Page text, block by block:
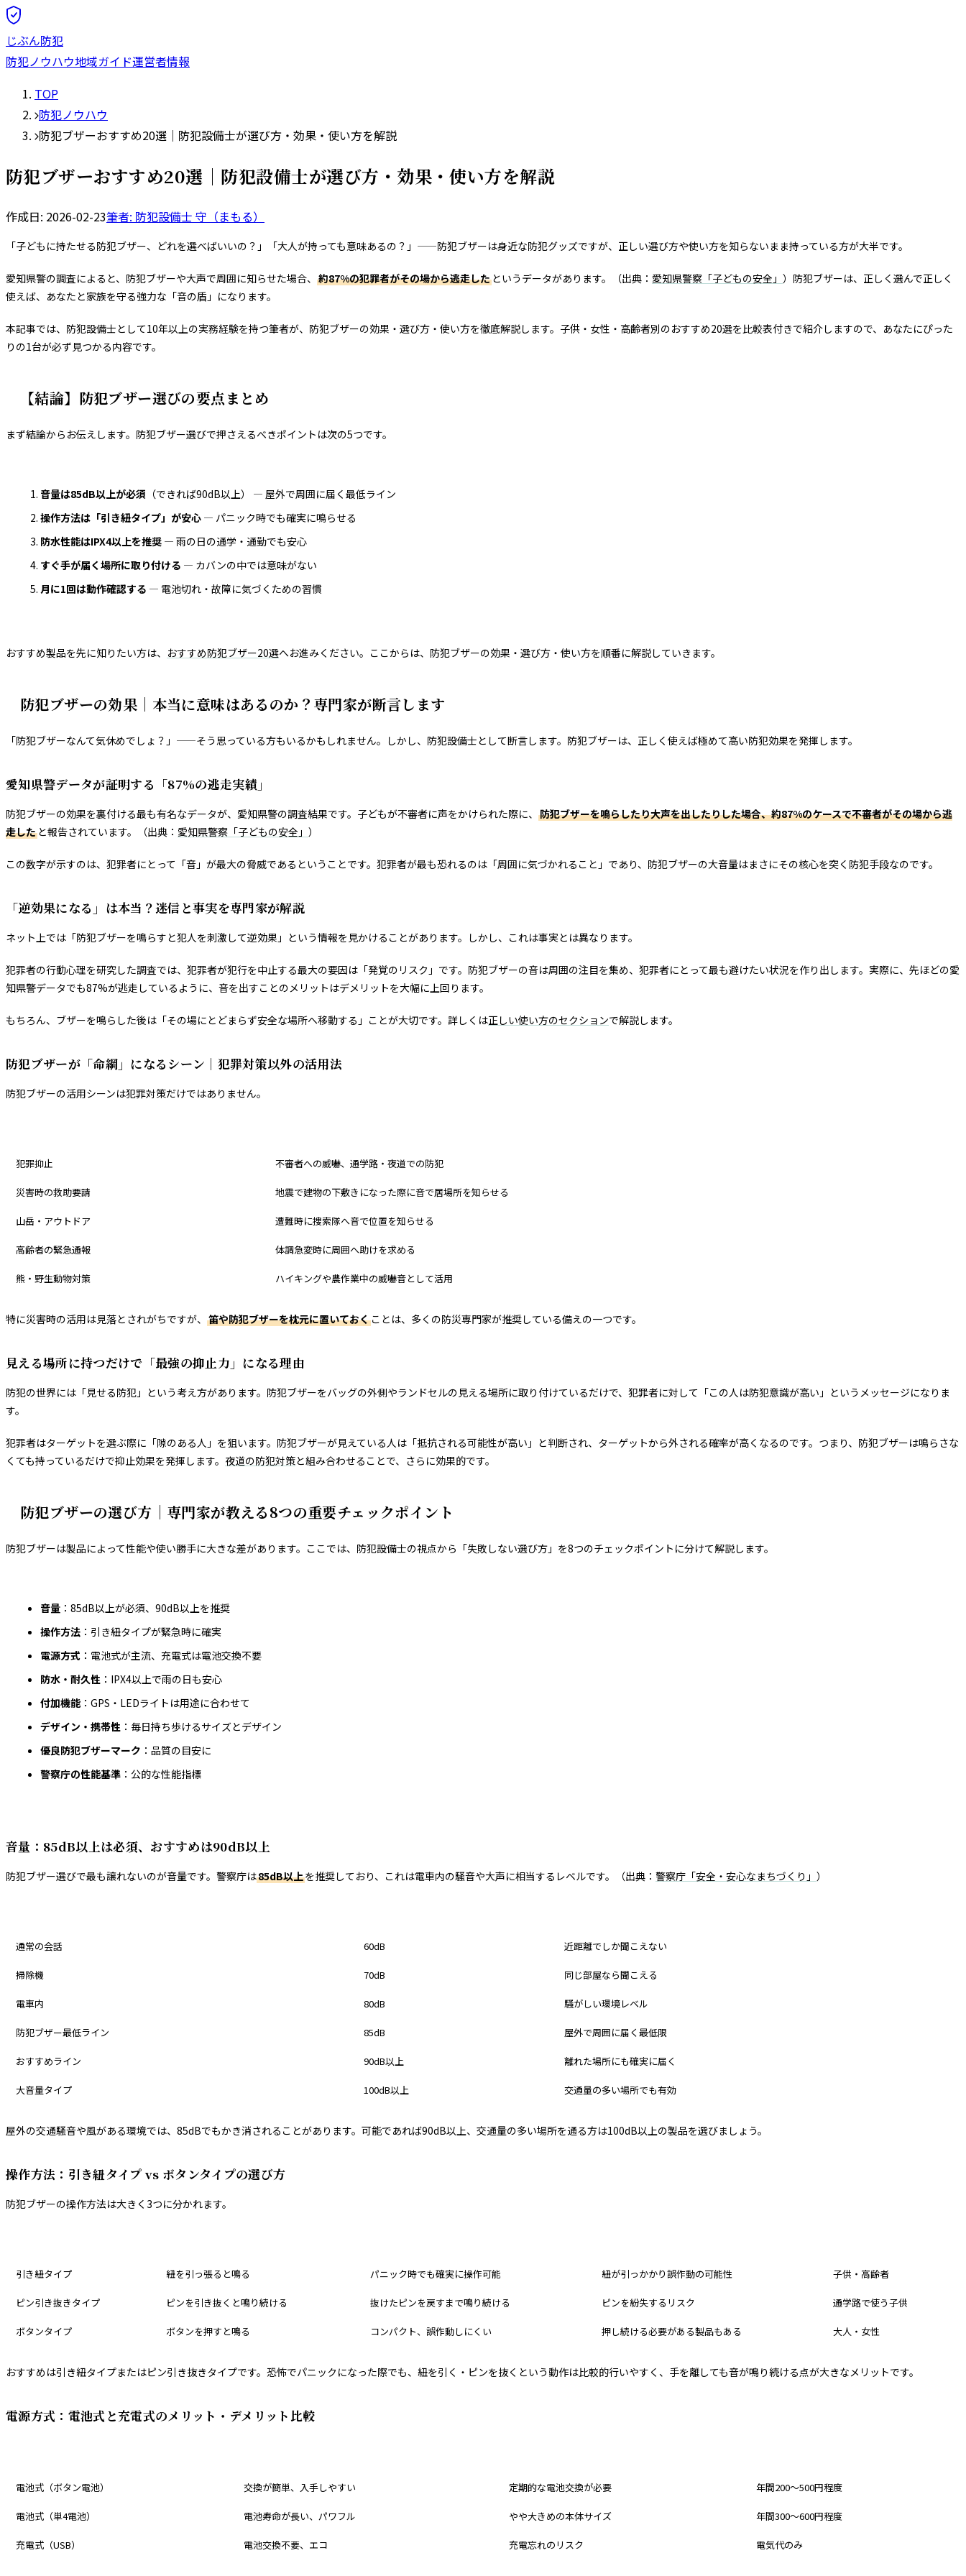
じぶん防犯
防犯ノウハウ地域ガイド運営者情報
TOP
防犯ノウハウ
防犯ブザーおすすめ20選｜防犯設備士が選び方・効果・使い方を解説
防犯ブザーおすすめ20選｜防犯設備士が選び方・効果・使い方を解説
作成日: 2026-02-23筆者: 防犯設備士 守（まもる）
「子どもに持たせる防犯ブザー、どれを選べばいいの？」「大人が持っても意味あるの？」——防犯ブザーは身近な防犯グッズですが、正しい選び方や使い方を知らないまま持っている方が大半です。
愛知県警の調査によると、防犯ブザーや大声で周囲に知らせた場合、 約87%の犯罪者がその場から逃走した というデータがあります。（出典： 愛知県警察「子どもの安全」 ）防犯ブザーは、正しく選んで正しく
使えば、あなたと家族を守る強力な「音の盾」になります。
本記事では、防犯設備士として10年以上の実務経験を持つ筆者が、防犯ブザーの効果・選び方・使い方を徹底解説します。子供・女性・高齢者別のおすすめ20選を比較表付きで紹介しますので、あなたにぴった
りの1台が必ず見つかる内容です。
【結論】防犯ブザー選びの要点まとめ
まず結論からお伝えします。防犯ブザー選びで押さえるべきポイントは次の5つです。
音量は85dB以上が必須 （できれば90dB以上） — 屋外で周囲に届く最低ライン
操作方法は「引き紐タイプ」が安心 — パニック時でも確実に鳴らせる
防水性能はIPX4以上を推奨 — 雨の日の通学・通勤でも安心
すぐ手が届く場所に取り付ける — カバンの中では意味がない
月に1回は動作確認する — 電池切れ・故障に気づくための習慣
おすすめ製品を先に知りたい方は、 おすすめ防犯ブザー20選へお進みください。ここからは、防犯ブザーの効果・選び方・使い方を順番に解説していきます。
防犯ブザーの効果｜本当に意味はあるのか？専門家が断言します
「防犯ブザーなんて気休めでしょ？」——そう思っている方もいるかもしれません。しかし、防犯設備士として断言します。防犯ブザーは、正しく使えば極めて高い防犯効果を発揮します。
愛知県警データが証明する「87%の逃走実績」
防犯ブザーの効果を裏付ける最も有名なデータが、愛知県警の調査結果です。子どもが不審者に声をかけられた際に、 防犯ブザーを鳴らしたり大声を出したりした場合、約87%のケースで不審者がその場から逃
走した と報告されています。（出典： 愛知県警察「子どもの安全」 ）
この数字が示すのは、犯罪者にとって「音」が最大の脅威であるということです。犯罪者が最も恐れるのは「周囲に気づかれること」であり、防犯ブザーの大音量はまさにその核心を突く防犯手段なのです。
「逆効果になる」は本当？迷信と事実を専門家が解説
ネット上では「防犯ブザーを鳴らすと犯人を刺激して逆効果」という情報を見かけることがあります。しかし、これは事実とは異なります。
犯罪者の行動心理を研究した調査では、犯罪者が犯行を中止する最大の要因は「発覚のリスク」です。防犯ブザーの音は周囲の注目を集め、犯罪者にとって最も避けたい状況を作り出します。実際に、先ほどの愛
知県警データでも87%が逃走しているように、音を出すことのメリットはデメリットを大幅に上回ります。
もちろん、ブザーを鳴らした後は「その場にとどまらず安全な場所へ移動する」ことが大切です。詳しくは正しい使い方のセクションで解説します。
防犯ブザーが「命綱」になるシーン｜犯罪対策以外の活用法
防犯ブザーの活用シーンは犯罪対策だけではありません。
犯罪抑止 不審者への威嚇、通学路・夜道での防犯
災害時の救助要請 地震で建物の下敷きになった際に音で居場所を知らせる
山岳・アウトドア 遭難時に捜索隊へ音で位置を知らせる
高齢者の緊急通報 体調急変時に周囲へ助けを求める
熊・野生動物対策 ハイキングや農作業中の威嚇音として活用
特に災害時の活用は見落とされがちですが、 笛や防犯ブザーを枕元に置いておく ことは、多くの防災専門家が推奨している備えの一つです。
見える場所に持つだけで「最強の抑止力」になる理由
防犯の世界には「見せる防犯」という考え方があります。防犯ブザーをバッグの外側やランドセルの見える場所に取り付けているだけで、犯罪者に対して「この人は防犯意識が高い」というメッセージになりま
す。
犯罪者はターゲットを選ぶ際に「隙のある人」を狙います。防犯ブザーが見えている人は「抵抗される可能性が高い」と判断され、ターゲットから外される確率が高くなるのです。つまり、防犯ブザーは鳴らさな
くても持っているだけで抑止効果を発揮します。 夜道の防犯対策と組み合わせることで、さらに効果的です。
防犯ブザーの選び方｜専門家が教える8つの重要チェックポイント
防犯ブザーは製品によって性能や使い勝手に大きな差があります。ここでは、防犯設備士の視点から「失敗しない選び方」を8つのチェックポイントに分けて解説します。
音量 ：85dB以上が必須、90dB以上を推奨
操作方法 ：引き紐タイプが緊急時に確実
電源方式 ：電池式が主流、充電式は電池交換不要
防水・耐久性 ：IPX4以上で雨の日も安心
付加機能：GPS・LEDライトは用途に合わせて
デザイン・携帯性 ：毎日持ち歩けるサイズとデザイン
優良防犯ブザーマーク ：品質の目安に
警察庁の性能基準 ：公的な性能指標
音量：85dB以上は必須、おすすめは90dB以上
防犯ブザー選びで最も譲れないのが音量です。警察庁は85dB以上を推奨しており、これは電車内の騒音や大声に相当するレベルです。（出典： 警察庁「安全・安心なまちづくり」 ）
通常の会話 60dB 近距離でしか聞こえない
掃除機 70dB 同じ部屋なら聞こえる
電車内 80dB 騒がしい環境レベル
防犯ブザー最低ライン 85dB 屋外で周囲に届く最低限
おすすめライン 90dB以上 離れた場所にも確実に届く
大音量タイプ 100dB以上 交通量の多い場所でも有効
屋外の交通騒音や風がある環境では、85dBでもかき消されることがあります。可能であれば90dB以上、交通量の多い場所を通る方は100dB以上の製品を選びましょう。
操作方法：引き紐タイプ vs ボタンタイプの選び方
防犯ブザーの操作方法は大きく3つに分かれます。
引き紐タイプ 紐を引っ張ると鳴る パニック時でも確実に操作可能 紐が引っかかり誤作動の可能性 子供・高齢者
ピン引き抜きタイプ ピンを引き抜くと鳴り続ける 抜けたピンを戻すまで鳴り続ける ピンを紛失するリスク 通学路で使う子供
ボタンタイプ ボタンを押すと鳴る コンパクト、誤作動しにくい 押し続ける必要がある製品もある 大人・女性
おすすめは引き紐タイプまたはピン引き抜きタイプです。恐怖でパニックになった際でも、紐を引く・ピンを抜くという動作は比較的行いやすく、手を離しても音が鳴り続ける点が大きなメリットです。
電源方式：電池式と充電式のメリット・デメリット比較
電池式（ボタン電池） 交換が簡単、入手しやすい 定期的な電池交換が必要 年間200〜500円程度
電池式（単4電池） 電池寿命が長い、パワフル やや大きめの本体サイズ 年間300〜600円程度
充電式（USB） 電池交換不要、エコ 充電忘れのリスク 電気代のみ